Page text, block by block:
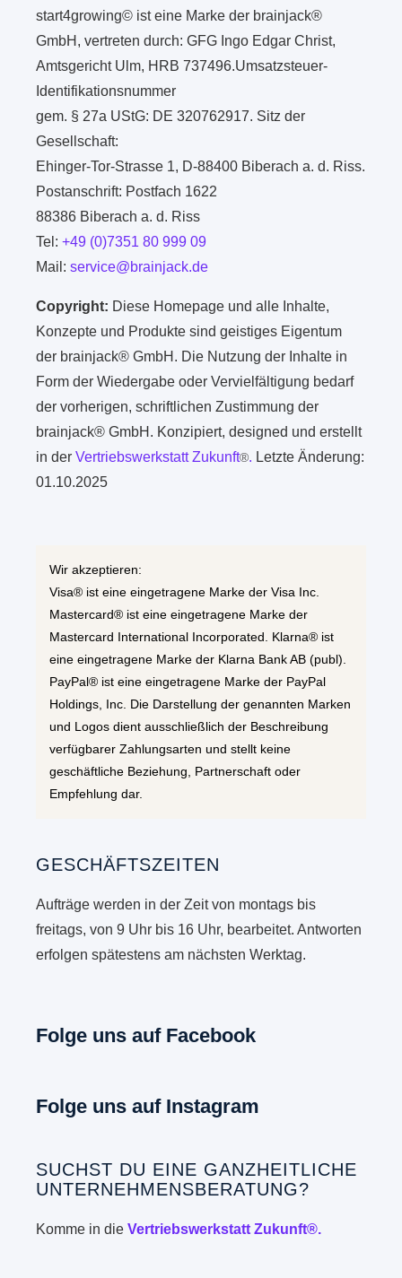
start4growing© ist eine Marke der brainjack®
GmbH, vertreten durch: GFG Ingo Edgar Christ,
Amtsgericht Ulm, HRB 737496.Umsatzsteuer-
Identifikationsnummer
gem. § 27a UStG: DE 320762917. Sitz der
Gesellschaft:
Ehinger-Tor-Strasse 1, D-88400 Biberach a. d. Riss.
Postanschrift: Postfach 1622
88386 Biberach a. d. Riss
Tel:+49 (0)7351 80 999 09
Mail:service@brainjack.de
Copyright: Diese Homepage und alle Inhalte,
Konzepte und Produkte sind geistiges Eigentum
der brainjack® GmbH. Die Nutzung der Inhalte in
Form der Wiedergabe oder Vervielfältigung bedarf
der vorherigen, schriftlichen Zustimmung der
brainjack® GmbH. Konzipiert, designed und erstellt
in derVertriebswerkstatt Zukunft®. Letzte Änderung:
01.10.2025
Wir akzeptieren:
Visa® ist eine eingetragene Marke der Visa Inc.
Mastercard® ist eine eingetragene Marke der
Mastercard International Incorporated. Klarna® ist
eine eingetragene Marke der Klarna Bank AB (publ).
PayPal® ist eine eingetragene Marke der PayPal
Holdings, Inc. Die Darstellung der genannten Marken
und Logos dient ausschließlich der Beschreibung
verfügbarer Zahlungsarten und stellt keine
geschäftliche Beziehung, Partnerschaft oder
Empfehlung dar.
GESCHÄFTSZEITEN
Aufträge werden in der Zeit von montags bis
freitags, von 9 Uhr bis 16 Uhr, bearbeitet. Antworten
erfolgen spätestens am nächsten Werktag.
Folge uns auf Facebook
Folge uns auf Instagram
SUCHST DU EINE GANZHEITLICHE
UNTERNEHMENSBERATUNG?
Komme in dieVertriebswerkstatt Zukunft®.